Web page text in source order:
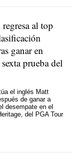
al top
ganar en
prueba del
el inglés Matt
de ganar a
desempate en el
del PGA Tour